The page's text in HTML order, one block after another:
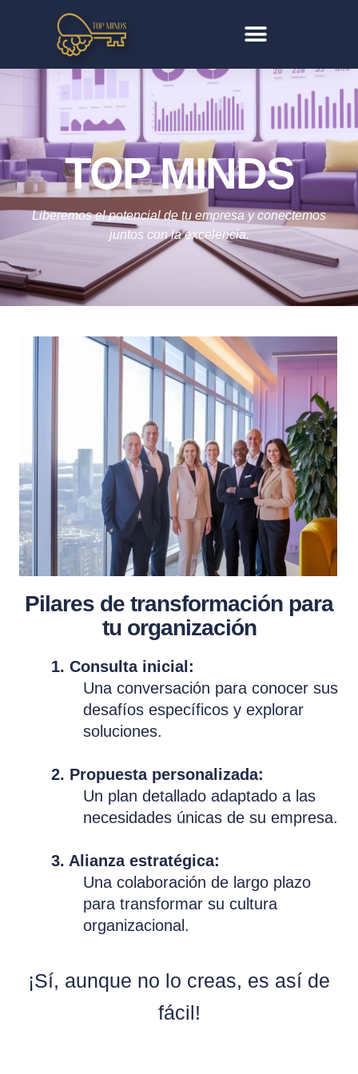
TOP MINDS
Liberemos el potencial de tu empresa y conectemos
juntos con la excelencia.
Pilares de transformación para
tu organización
1. Consulta inicial:
Una conversación para conocer sus
desafíos específicos y explorar
soluciones.
2. Propuesta personalizada:
Un plan detallado adaptado a las
necesidades únicas de su empresa.
3. Alianza estratégica:
Una colaboración de largo plazo
para transformar su cultura
organizacional.
¡Sí, aunque no lo creas, es así de
fácil!